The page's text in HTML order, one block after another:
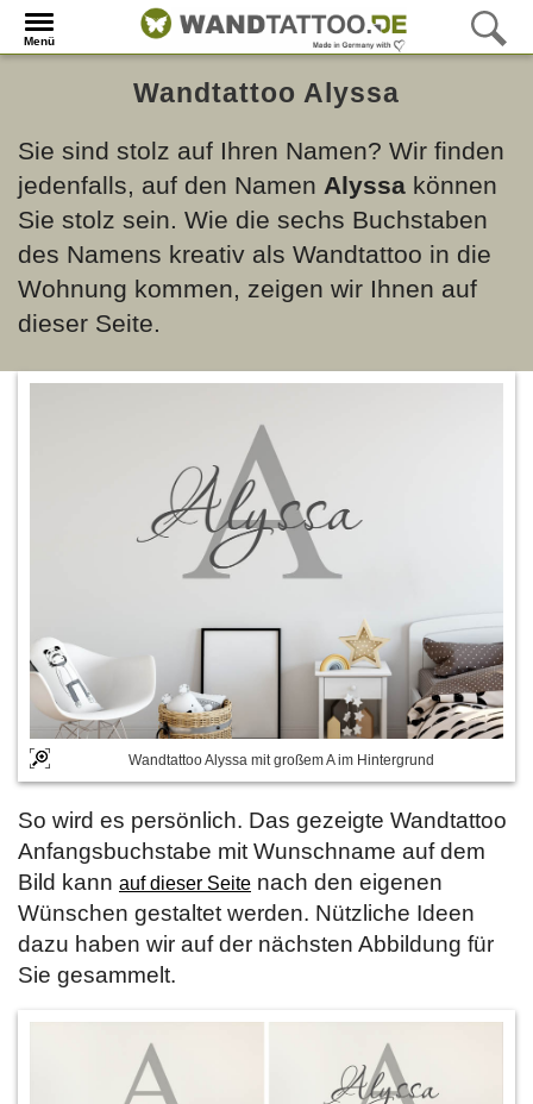
Menü
Wandtattoo Alyssa
Sie sind stolz auf Ihren Namen? Wir finden
jedenfalls, auf den Namen Alyssa können
Sie stolz sein. Wie die sechs Buchstaben
des Namens kreativ als Wandtattoo in die
Wohnung kommen, zeigen wir Ihnen auf
dieser Seite.
Wandtattoo Alyssa mit großem A im Hintergrund
So wird es persönlich. Das gezeigte Wandtattoo
Anfangsbuchstabe mit Wunschname auf dem
Bild kann auf dieser Seite nach den eigenen
Wünschen gestaltet werden. Nützliche Ideen
dazu haben wir auf der nächsten Abbildung für
Sie gesammelt.